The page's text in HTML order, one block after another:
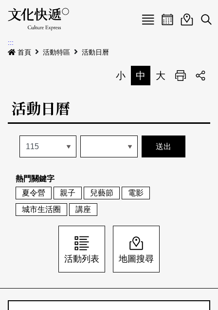
Menu
最新公告
本期專題
歷史專題
活動特區
活動列表
地圖搜尋
關於我們
關於我們
刊物索取地點
會員基本資料
刊登活動
網站導覽 English
日本語 登入/註冊
活動日曆活動地圖
展
:::
首頁
活動特區 活動日曆
小 中 大 列印
活動日曆
熱門關鍵字
夏令營
親子 兒藝節
電影
城市生活圈
講座
活動列表 地圖搜尋